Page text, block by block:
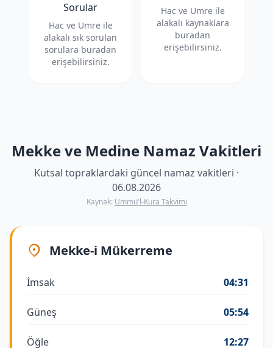
Sorular
Hac ve Umre ile
alakalı sık sorulan
sorulara buradan
erişebilirsiniz.
Hac ve Umre ile
alakalı kaynaklara
buradan
erişebilirsiniz.
Mekke ve Medine Namaz Vakitleri
Kutsal topraklardaki güncel namaz vakitleri ·
06.08.2026
Kaynak: Ümmü'l-Kura Takvimi
Mekke-i Mükerreme
İmsak 04:31
Güneş 05:54
Öğle 12:27